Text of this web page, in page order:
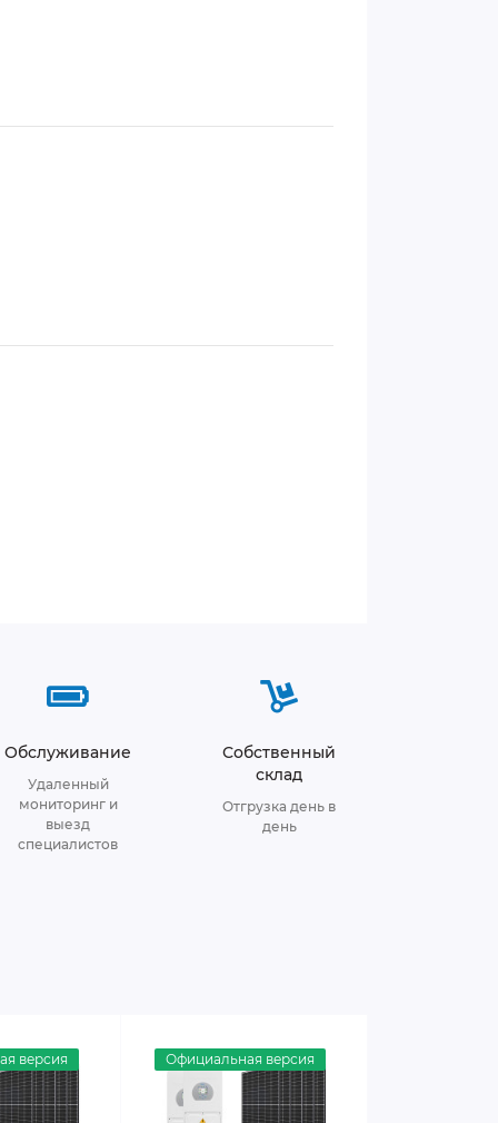
Обслуживание
Удаленный
мониторинг и
выезд
специалистов
Собственный
склад
Отгрузка день в
день
версия Официальная версия